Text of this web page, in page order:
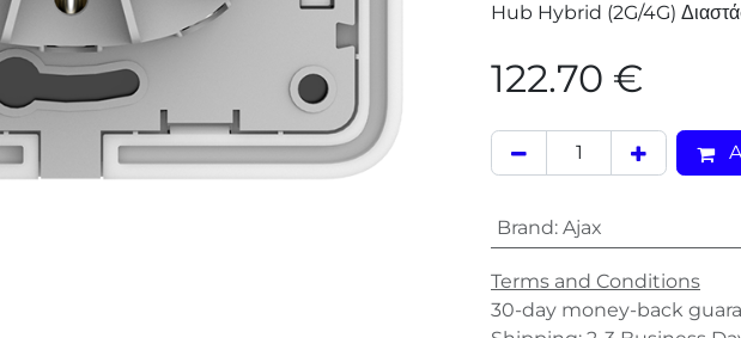
Hub Hybrid (2G/4G)
122.70 €
Brand: Ajax
Terms and Conditions
30-day money-back